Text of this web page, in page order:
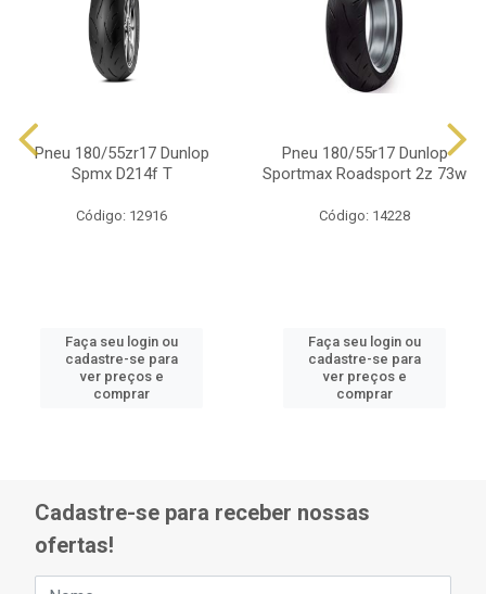
Pneu 180/55zr17 Dunlop
Spmx D214f T
Código: 12916
Faça seu login ou
cadastre-se para
ver preços e
comprar
Pneu 180/55r17 Dunlop
Sportmax Roadsport 2z 73w
Código: 14228
Faça seu login ou
cadastre-se para
ver preços e
comprar
Cadastre-se para receber nossas
ofertas!